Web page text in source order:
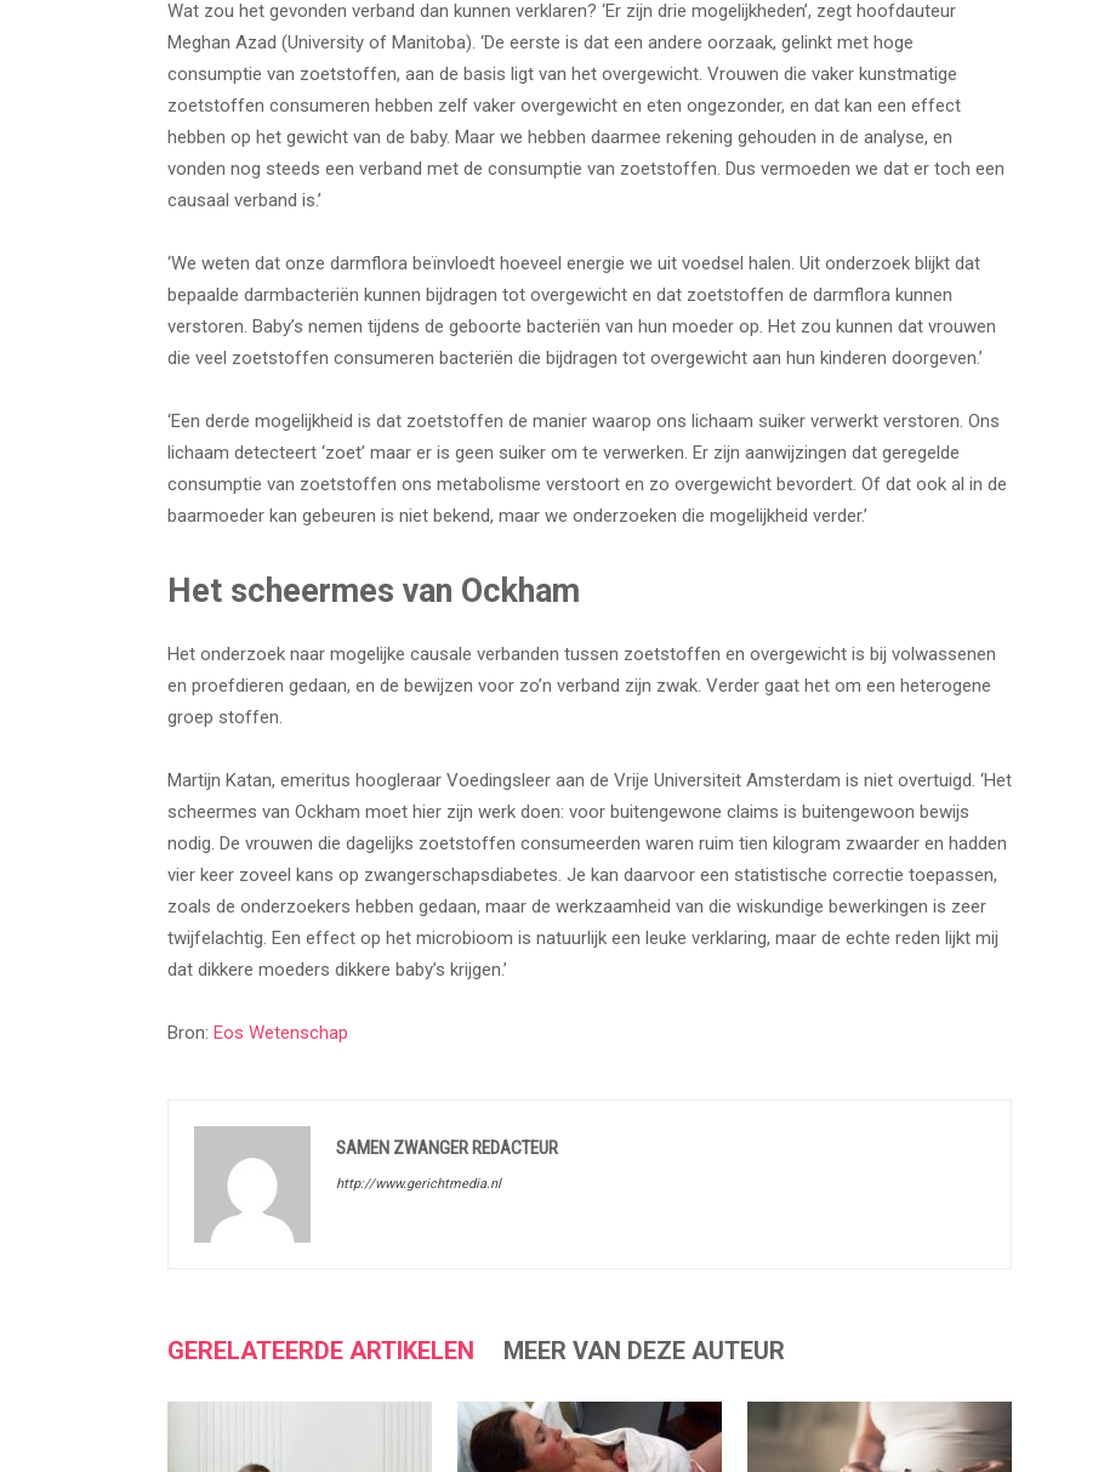
Wat zou het gevonden verband dan kunnen verklaren? ‘Er zijn drie mogelijkheden’, zegt hoofdauteur
Meghan Azad (University of Manitoba). ‘De eerste is dat een andere oorzaak, gelinkt met hoge
consumptie van zoetstoffen, aan de basis ligt van het overgewicht. Vrouwen die vaker kunstmatige
zoetstoffen consumeren hebben zelf vaker overgewicht en eten ongezonder, en dat kan een effect
hebben op het gewicht van de baby. Maar we hebben daarmee rekening gehouden in de analyse, en
vonden nog steeds een verband met de consumptie van zoetstoffen. Dus vermoeden we dat er toch een
causaal verband is.’
‘We weten dat onze darmflora beïnvloedt hoeveel energie we uit voedsel halen. Uit onderzoek blijkt dat
bepaalde darmbacteriën kunnen bijdragen tot overgewicht en dat zoetstoffen de darmflora kunnen
verstoren. Baby’s nemen tijdens de geboorte bacteriën van hun moeder op. Het zou kunnen dat vrouwen
die veel zoetstoffen consumeren bacteriën die bijdragen tot overgewicht aan hun kinderen doorgeven.’
‘Een derde mogelijkheid is dat zoetstoffen de manier waarop ons lichaam suiker verwerkt verstoren. Ons
lichaam detecteert ‘zoet’ maar er is geen suiker om te verwerken. Er zijn aanwijzingen dat geregelde
consumptie van zoetstoffen ons metabolisme verstoort en zo overgewicht bevordert. Of dat ook al in de
baarmoeder kan gebeuren is niet bekend, maar we onderzoeken die mogelijkheid verder.’
Het scheermes van Ockham
Het onderzoek naar mogelijke causale verbanden tussen zoetstoffen en overgewicht is bij volwassenen
en proefdieren gedaan, en de bewijzen voor zo’n verband zijn zwak. Verder gaat het om een heterogene
groep stoffen.
Martijn Katan, emeritus hoogleraar Voedingsleer aan de Vrije Universiteit Amsterdam is niet overtuigd. ‘Het
scheermes van Ockham moet hier zijn werk doen: voor buitengewone claims is buitengewoon bewijs
nodig. De vrouwen die dagelijks zoetstoffen consumeerden waren ruim tien kilogram zwaarder en hadden
vier keer zoveel kans op zwangerschapsdiabetes. Je kan daarvoor een statistische correctie toepassen,
zoals de onderzoekers hebben gedaan, maar de werkzaamheid van die wiskundige bewerkingen is zeer
twijfelachtig. Een effect op het microbioom is natuurlijk een leuke verklaring, maar de echte reden lijkt mij
dat dikkere moeders dikkere baby’s krijgen.’
Bron: Eos Wetenschap
SAMEN ZWANGER REDACTEUR
http://www.gerichtmedia.nl
GERELATEERDE ARTIKELEN MEER VAN DEZE AUTEUR